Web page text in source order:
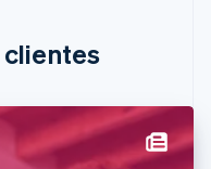
clientes